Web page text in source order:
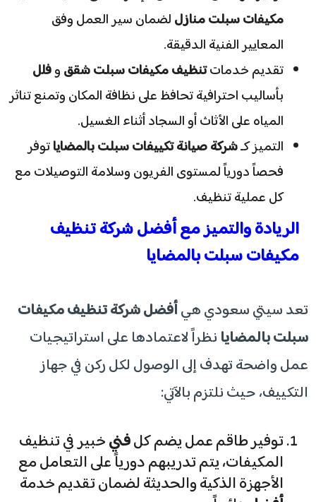
مكيفات سبلت منازللضمان سير العمل وفق
المعايير الفنية الدقيقة.
​تقديم خدماتتنظيف مكيفات سبلت شققوفلل
بأساليب احترافية تحافظ على نظافة المكان وتمنع تناثر
المياه على الأثاث أو السجاد أثناء الغسيل.
​التميز كـشركة صيانة تكييفات سبلت بالمضاياتوفر
فحصاً دورياً لمستوى الفريون وسلامة التوصيلات مع
كل عملية تنظيف.
​الريادة والتميز مع أفضل شركة تنظيف
مكيفات سبلت بالمضايا
​تعد سيتي سعودي هيأفضل شركة تنظيف مكيفات
سبلت بالمضايانظراً لاعتمادها على استراتيجيات
عمل واضحة تهدف إلى الوصول لكل ركن في جهاز
التكييف، حيث نلتزم بالآتي:
​توفير طاقم عمل يضم كلفنيخبير في تنظيف
المكيفات، يتم تدريبهم دورياً على التعامل مع
الأجهزة الذكية والحديثة لضمان تقديم خدمة